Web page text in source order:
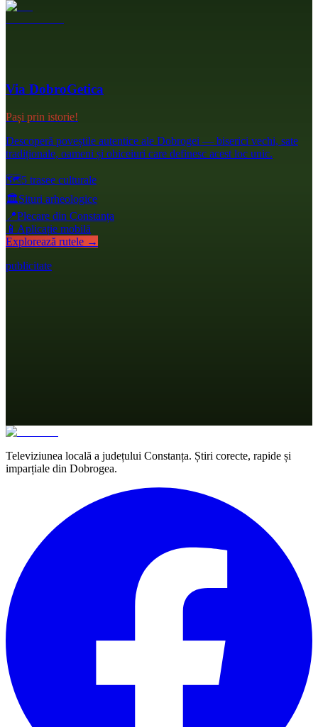
Via DobroGetica
Pași prin istorie!
Descoperă poveștile autentice ale Dobrogei — biserici vechi, sate
tradiționale, oameni și obiceiuri care definesc acest loc unic.
🗺️5 trasee culturale
🏛️Situri arheologice
📍Plecare din Constanța
📱 Aplicație mobilă
Explorează rutele →
publicitate
Televiziunea locală a județului Constanța. Știri corecte, rapide și
imparțiale din Dobrogea.